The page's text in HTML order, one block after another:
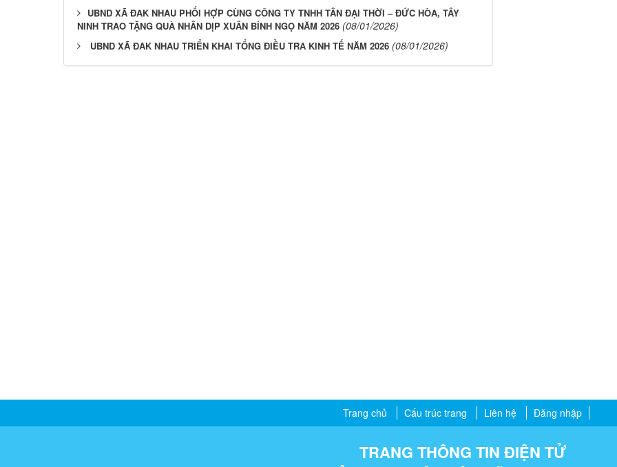
​​​​​​​UBND XÃ ĐAK NHAU PHỐI HỢP CÙNG CÔNG TY TNHH TÂN ĐẠI THỜI – ĐỨC HÒA, TÂY
NINH TRAO TẶNG QUÀ NHÂN DỊP XUÂN BÍNH NGỌ NĂM 2026 (08/01/2026)
UBND XÃ ĐAK NHAU TRIỂN KHAI TỔNG ĐIỀU TRA KINH TẾ NĂM 2026 (08/01/2026)
Trang chủ Cấu trúc trang Liên hệ Đăng nhập
TRANG THÔNG TIN ĐIỆN TỬ